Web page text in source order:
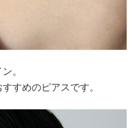
。
すめのピアスです。